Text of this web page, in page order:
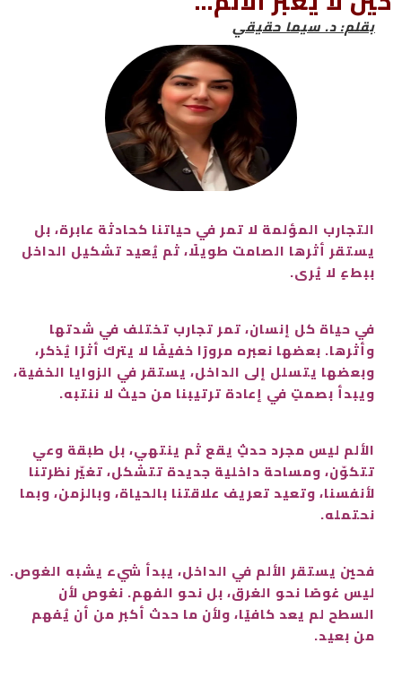
بقلم: د. سيما حقيقي
التجارب المؤلمة لا تمر في حياتنا كحادثة عابرة، بل
يستقر أثرها الصامت طويلًا، ثم يُعيد تشكيل الداخل
ببطءٍ لا يُرى.
في حياة كل إنسان، تمر تجارب تختلف في شدتها
وأثرها. بعضها نعبره مرورًا خفيفًا لا يترك أثرًا يُذكر،
وبعضها يتسلل إلى الداخل، يستقر في الزوايا الخفية،
ويبدأ بصمتٍ في إعادة ترتيبنا من حيث لا ننتبه.
الألم ليس مجرد حدثٍ يقع ثم ينتهي، بل طبقة وعي
تتكوّن، ومساحة داخلية جديدة تتشكل، تغيّر نظرتنا
لأنفسنا، وتعيد تعريف علاقتنا بالحياة، وبالزمن، وبما
نحتمله.
فحين يستقر الألم في الداخل، يبدأ شيء يشبه الغوص.
ليس غوصًا نحو الغرق، بل نحو الفهم. نغوص لأن
السطح لم يعد كافيًا، ولأن ما حدث أكبر من أن يُفهم
من بعيد.